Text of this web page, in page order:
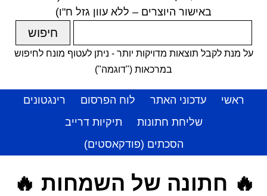
באישור היוצרים – ללא עוון גזל ח"ו)
על מנת לקבל תוצאות מדויקות יותר - ניתן לעטוף מונח לחיפוש
במרכאות ("דוגמה")
ראשי עדכוני האתר לוח הפרסום
רינגטונים
שליחת חתונות
תיקיות דרייב
הסכתים (פודקאסטים)
🔥 חתונה של השמחות 🔥